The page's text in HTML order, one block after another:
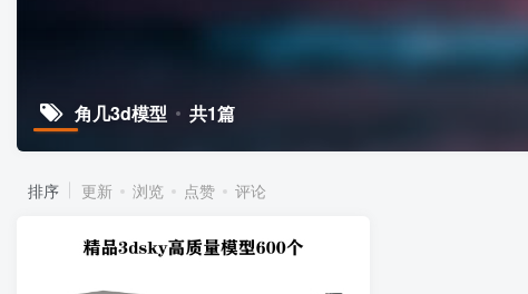
角几3d模型 共1篇
排序 更新 浏览 点赞 评论